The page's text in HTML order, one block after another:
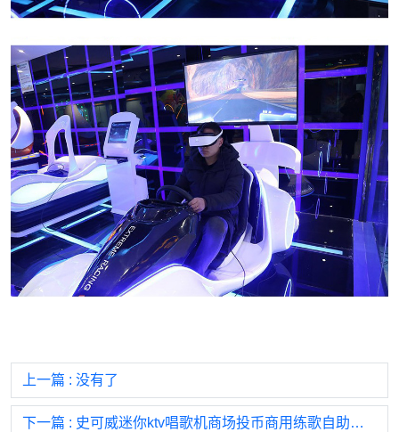
上一篇 : 没有了
下一篇 : 史可威迷你ktv唱歌机商场投币商用练歌自助唱吧点歌机卡拉ok点唱